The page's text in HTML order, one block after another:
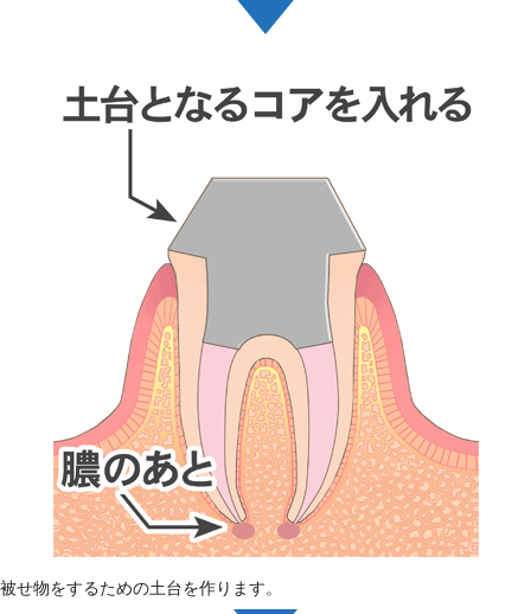
被せ物をするための土台を作ります。